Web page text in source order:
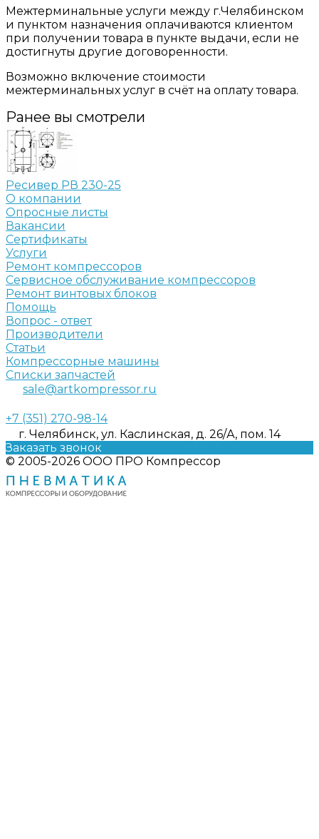
Межтерминальные услуги между г.Челябинском
и пунктом назначения оплачиваются клиентом
при получении товара в пункте выдачи, если не
достигнуты другие договоренности.
Возможно включение стоимости
межтерминальных услуг в счёт на оплату товара.
Ранее вы смотрели
Ресивер РВ 230-25
О компании
Опросные листы
Вакансии
Сертификаты
Услуги
Ремонт компрессоров
Сервисное обслуживание компрессоров
Ремонт винтовых блоков
Помощь
Вопрос - ответ
Производители
Статьи
Компрессорные машины
Списки запчастей
sale@artkompressor.ru
+7 (351) 270-98-14
г. Челябинск, ул. Каслинская, д. 26/А, пом. 14
Заказать звонок
© 2005-2026 ООО ПРО Компрессор